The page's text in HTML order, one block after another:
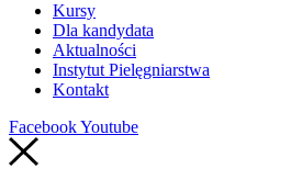
Kursy
Dla kandydata
Aktualności
Instytut Pielęgniarstwa
Kontakt
FacebookYoutube